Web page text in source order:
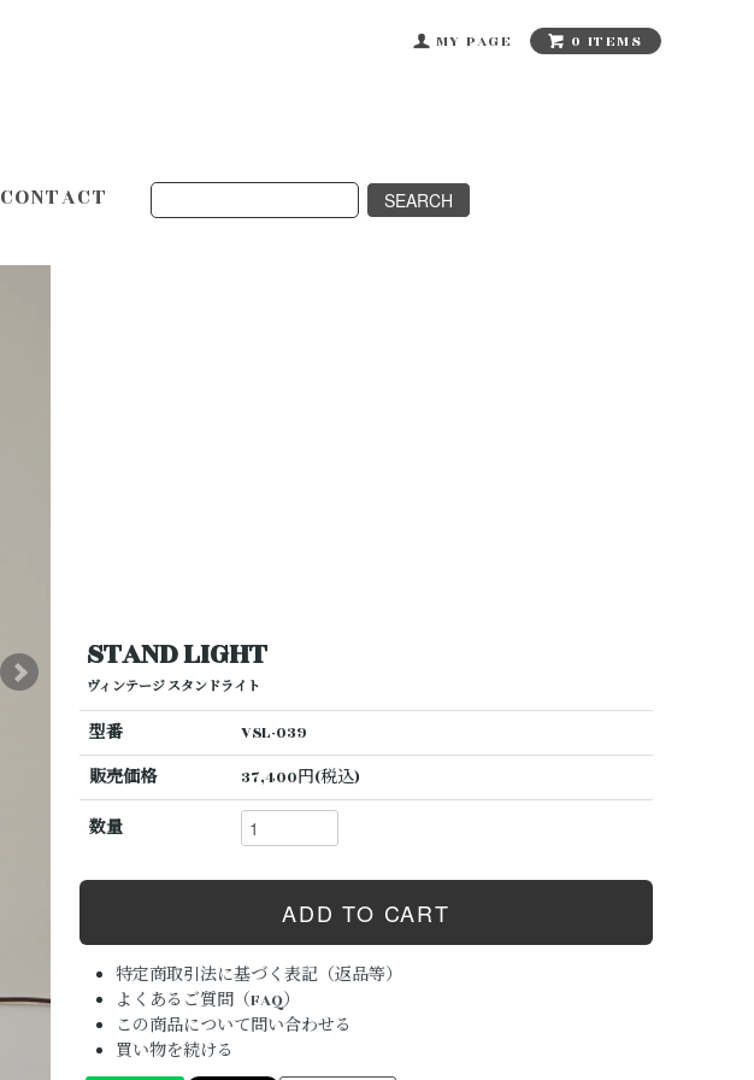
MY PAGE 0 ITEMS
CONTACT
STAND LIGHT
ヴィンテージ スタンドライト
型番
VSL-039
販売価格
37,400円(税込)
数量
特定商取引法に基づく表記（返品等）
よくあるご質問（FAQ）
この商品について問い合わせる
買い物を続ける